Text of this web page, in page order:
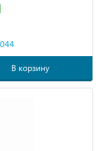
В корзину